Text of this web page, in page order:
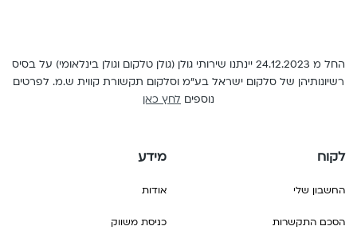
החל מ 24.12.2023 יינתנו שירותי גולן (גולן טלקום וגולן בינלאומי) על בסיס
רשיונותיהן של סלקום ישראל בע"מ וסלקום תקשורת קווית ש.מ. לפרטים
נוספים לחץ כאן
לקוח
החשבון שלי
הסכם התקשרות
מידע
אודות
כניסת משווק